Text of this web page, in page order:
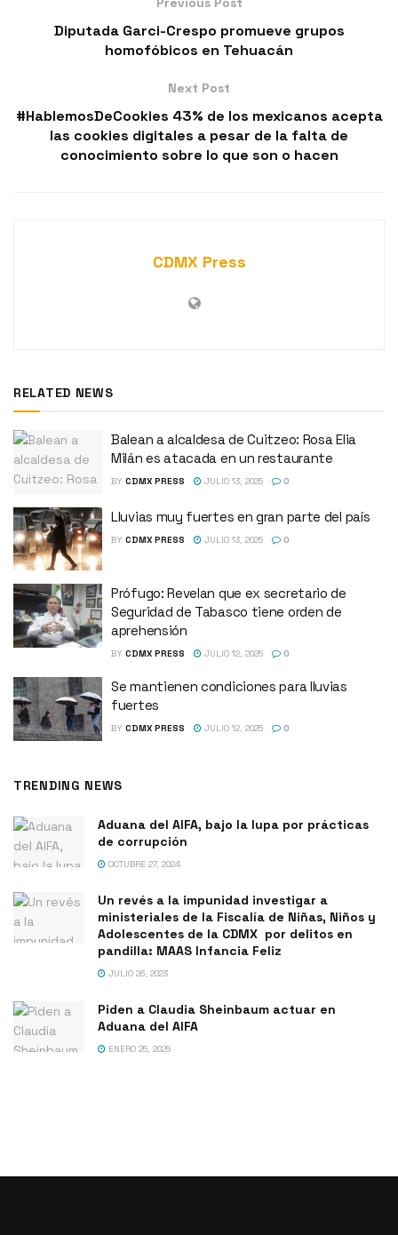
Diputada Garci-Crespo promueve grupos
homofóbicos en Tehuacán
Next Post
#HablemosDeCookies 43% de los mexicanos acepta
las cookies digitales a pesar de la falta de
conocimiento sobre lo que son o hacen
CDMX Press
RELATED NEWS
Balean a alcaldesa de Cuitzeo: Rosa Elia
Milán es atacada en un restaurante
BY CDMX PRESS JULIO 13, 2025 0
Lluvias muy fuertes en gran parte del país
BY CDMX PRESS JULIO 13, 2025 0
Prófugo: Revelan que ex secretario de
Seguridad de Tabasco tiene orden de
aprehensión
BY CDMX PRESS JULIO 12, 2025 0
Se mantienen condiciones para lluvias
fuertes
BY CDMX PRESS JULIO 12, 2025 0
TRENDING NEWS
Aduana del AIFA, bajo la lupa por prácticas
de corrupción
OCTUBRE 27, 2024
Un revés a la impunidad investigar a
ministeriales de la Fiscalía de Niñas, Niños y
Adolescentes de la CDMX por delitos en
pandilla: MAAS Infancia Feliz
JULIO 26, 2023
Piden a Claudia Sheinbaum actuar en
Aduana del AIFA
ENERO 25, 2025